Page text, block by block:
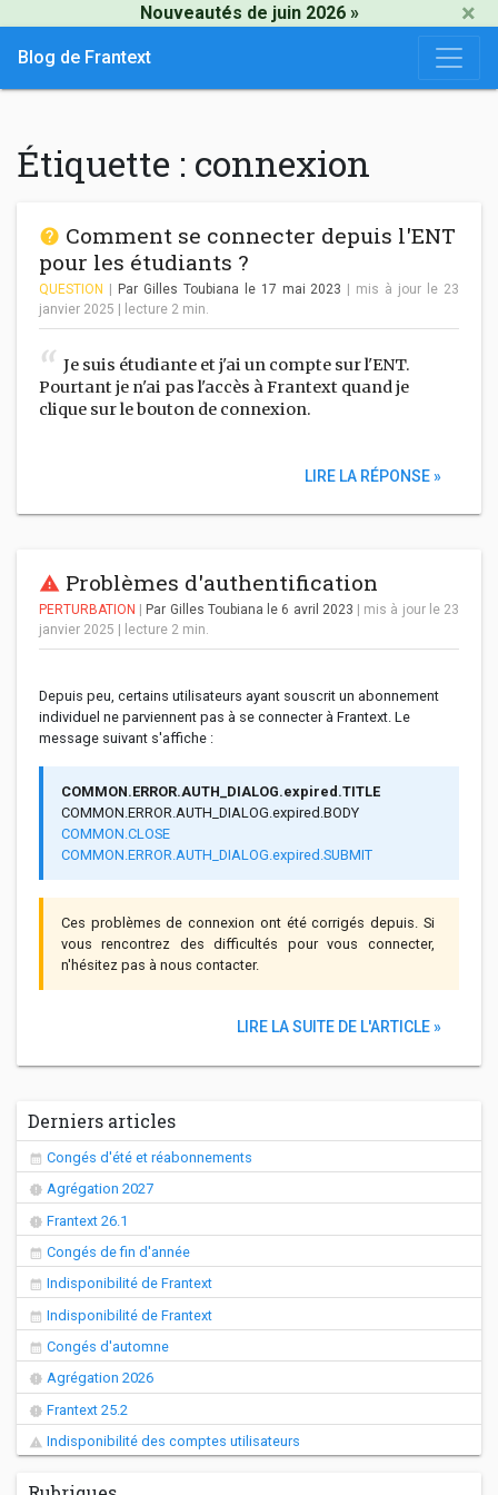
Nouveautés de juin 2026 » ×
Blog de Frantext
Étiquette : connexion
Comment se connecter depuis l'ENT
pour les étudiants ?
QUESTION Par Gilles Toubiana le 17 mai 2023
| mis à jour le 23
janvier 2025
lecture 2 min.
Je suis étudiante et j'ai un compte sur l'ENT.
Pourtant je n'ai pas l'accès à Frantext quand je
clique sur le bouton de connexion.
LIRE LA RÉPONSE »
Problèmes d'authentification
PERTURBATION Par Gilles Toubiana le 6 avril 2023
| mis à jour le 23
janvier 2025
lecture 2 min.
Depuis peu, certains utilisateurs ayant souscrit un abonnement
individuel ne parviennent pas à se connecter à Frantext. Le
message suivant s'affiche :
COMMON.ERROR.AUTH_DIALOG.expired.TITLE
COMMON.ERROR.AUTH_DIALOG.expired.BODY
COMMON.CLOSE
COMMON.ERROR.AUTH_DIALOG.expired.SUBMIT
Ces problèmes de connexion ont été corrigés depuis. Si
vous rencontrez des difficultés pour vous connecter,
n'hésitez pas à nous contacter.
LIRE LA SUITE DE L'ARTICLE »
Derniers articles
Congés d'été et réabonnements
Agrégation 2027
Frantext 26.1
Congés de fin d'année
Indisponibilité de Frantext
Indisponibilité de Frantext
Congés d'automne
Agrégation 2026
Frantext 25.2
Indisponibilité des comptes utilisateurs